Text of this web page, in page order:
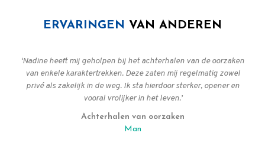
ERVARINGEN VAN ANDEREN
‘Nadine heeft mij geholpen bij het achterhalen van de oorzaken
van enkele karaktertrekken. Deze zaten mij regelmatig zowel
privé als zakelijk in de weg. Ik sta hierdoor sterker, opener en
vooral vrolijker in het leven.’
Achterhalen van oorzaken
Man